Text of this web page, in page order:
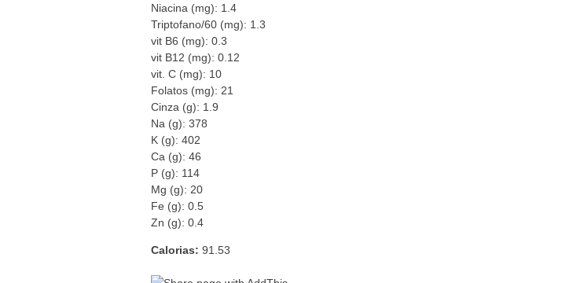
Niacina (mg): 1.4
Triptofano/60 (mg): 1.3
vit B6 (mg): 0.3
vit B12 (mg): 0.12
vit. C (mg): 10
Folatos (mg): 21
Cinza (g): 1.9
Na (g): 378
K (g): 402
Ca (g): 46
P (g): 114
Mg (g): 20
Fe (g): 0.5
Zn (g): 0.4
Calorias: 91.53